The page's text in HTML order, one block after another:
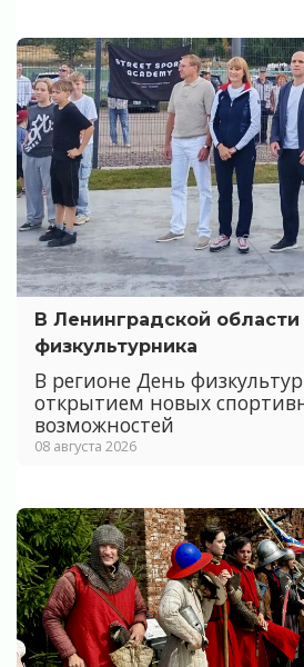
В Ленинградской
физкультурника
В регионе День
открытием новых
возможностей
08 августа 2026